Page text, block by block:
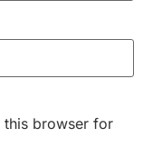
this browser for